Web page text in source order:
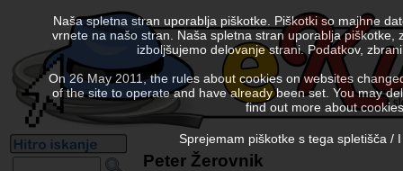
Peter Žerovnik
Naša spletna stran uporablja piškotke. Piškotki so majhne
vrnete na našo stran. Naša spletna stran uporablja
izboljšujemo delovanje strani. Podatkov,
On 26 May 2011, the rules about cookies on websites
of the site to operate and have already been set. You may
find out more about
Sprejemam piškotke s tega spletišča /